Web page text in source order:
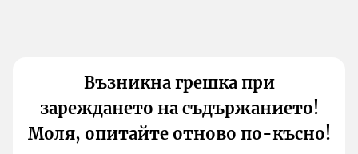
Възникна грешка при
зареждането на съдържанието!
Моля, опитайте отново по-късно!